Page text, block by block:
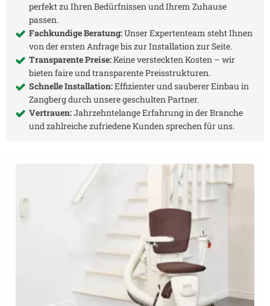
perfekt zu Ihren Bedürfnissen und Ihrem Zuhause
passen.
Fachkundige Beratung:Unser Expertenteam steht Ihnen
von der ersten Anfrage bis zur Installation zur Seite.
Transparente Preise:Keine versteckten Kosten – wir
bieten faire und transparente Preisstrukturen.
Schnelle Installation:Effizienter und sauberer Einbau in
Zangbergdurch unsere geschulten Partner.
Vertrauen:Jahrzehntelange Erfahrung in der Branche
und zahlreiche zufriedene Kunden sprechen für uns.